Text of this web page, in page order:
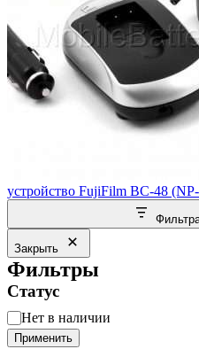
устройство FujiFilm BC-48
Закрыть
Фильтры
Статус
Статус
Нет в наличии
Применить